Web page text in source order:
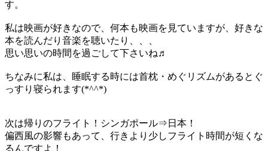
す。
私は映画が好きなので、何本も映画を見ていますが、好きな
本を読んだり音楽を聴いたり、、、
思い思いの時間を過ごして下さいね♬
ちなみに私は、睡眠する時には首枕・めぐリズムがあるとぐ
っすり寝られます(*^^*)
次は帰りのフライト！シンガポール⇒日本！
偏西風の影響もあって、行きより少しフライト時間が短くな
るんですよ！